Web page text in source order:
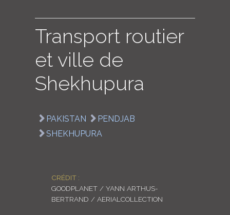
LOGIN
Transport routier
et ville de
Shekhupura
PAKISTAN
PENDJAB
SHEKHUPURA
CRÉDIT :
GOODPLANET / YANN ARTHUS-
BERTRAND / AERIALCOLLECTION